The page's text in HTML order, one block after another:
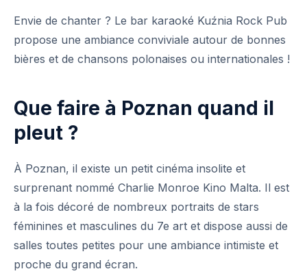
Envie de chanter ? Le bar karaoké Kuźnia Rock Pub
propose une ambiance conviviale autour de bonnes
bières et de chansons polonaises ou internationales !
Que faire à Poznan quand il
pleut ?
À Poznan, il existe un petit cinéma insolite et
surprenant nommé Charlie Monroe Kino Malta. Il est
à la fois décoré de nombreux portraits de stars
féminines et masculines du 7e art et dispose aussi de
salles toutes petites pour une ambiance intimiste et
proche du grand écran.